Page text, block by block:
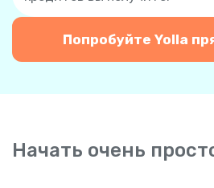
Попробуйте Yolla
Начать очень